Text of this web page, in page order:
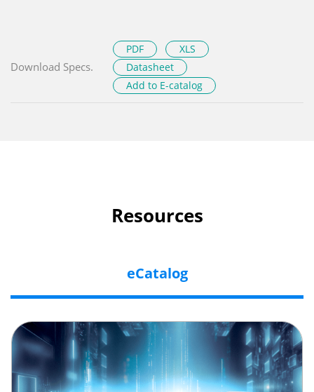
Download Specs.
PDF
XLS
Datasheet
Add to E-catalog
Resources
eCatalog